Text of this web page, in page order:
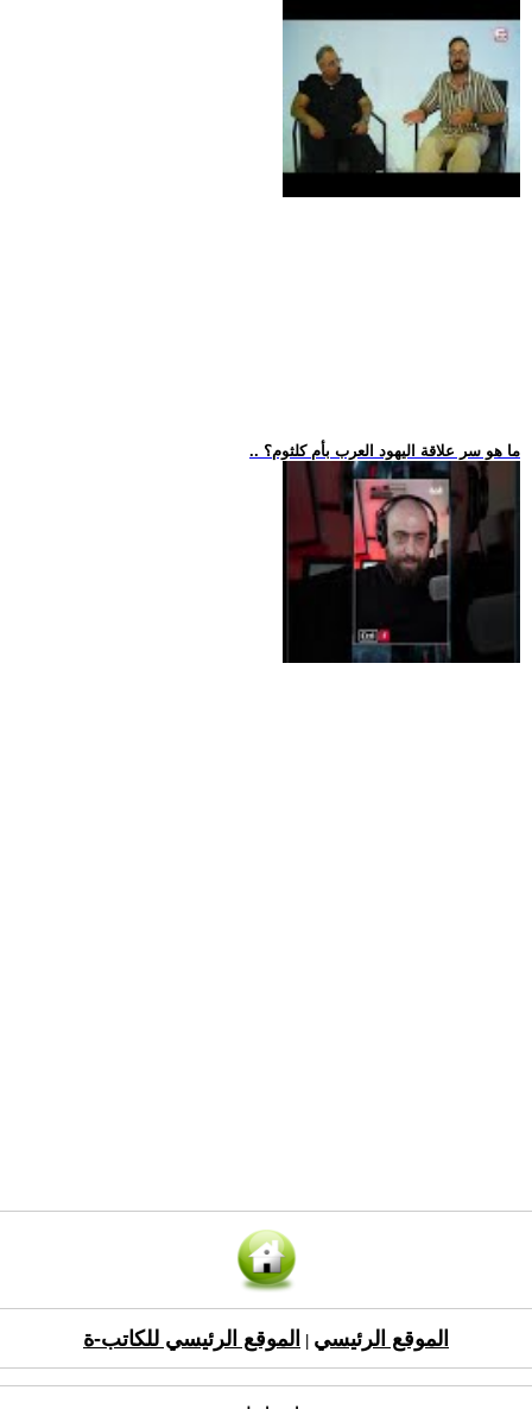
.. ما هو سر علاقة اليهود العرب بأم كلثوم؟
الموقع الرئيسي الموقع الرئيسي للكاتب-ة